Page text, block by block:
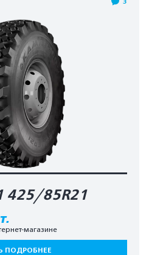
85R21
магазине
ПОДРОБНЕЕ